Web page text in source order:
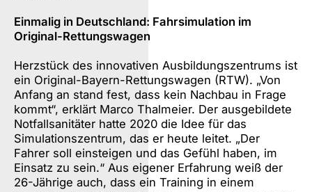
Einmalig in Deutschland: Fahrsimulation im
Original-Rettungswagen
Herzstück des innovativen Ausbildungszentrums ist
ein Original-Bayern-Rettungswagen (RTW). „Von
Anfang an stand fest, dass kein Nachbau in Frage
kommt“, erklärt Marco Thalmeier. Der ausgebildete
Notfallsanitäter hatte 2020 die Idee für das
Simulationszentrum, das er heute leitet. „Der
Fahrer soll einsteigen und das Gefühl haben, im
Einsatz zu sein.“ Aus eigener Erfahrung weiß der
26-Jährige auch, dass ein Training in einem